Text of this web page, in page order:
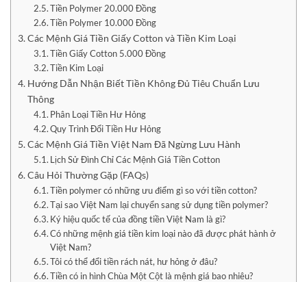
Tiền Polymer 20.000 Đồng
Tiền Polymer 10.000 Đồng
Các Mệnh Giá Tiền Giấy Cotton và Tiền Kim Loại
Tiền Giấy Cotton 5.000 Đồng
Tiền Kim Loại
Hướng Dẫn Nhận Biết Tiền Không Đủ Tiêu Chuẩn Lưu
Thông
Phân Loại Tiền Hư Hỏng
Quy Trình Đổi Tiền Hư Hỏng
Các Mệnh Giá Tiền Việt Nam Đã Ngừng Lưu Hành
Lịch Sử Đình Chỉ Các Mệnh Giá Tiền Cotton
Câu Hỏi Thường Gặp (FAQs)
Tiền polymer có những ưu điểm gì so với tiền cotton?
Tại sao Việt Nam lại chuyển sang sử dụng tiền polymer?
Ký hiệu quốc tế của đồng tiền Việt Nam là gì?
Có những mệnh giá tiền kim loại nào đã được phát hành ở
Việt Nam?
Tôi có thể đổi tiền rách nát, hư hỏng ở đâu?
Tiền có in hình Chùa Một Cột là mệnh giá bao nhiêu?